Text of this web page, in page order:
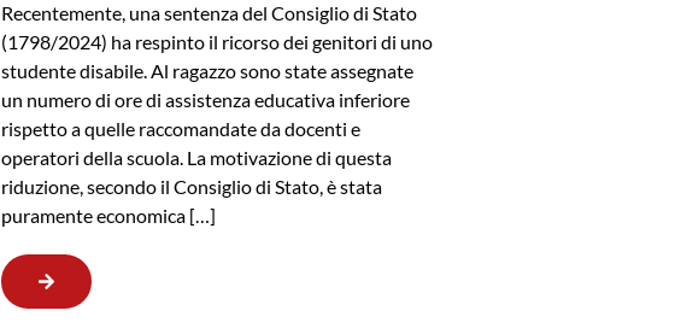
Recentemente, una sentenza del Consiglio di Stato
(1798/2024) ha respinto il ricorso dei genitori di uno
studente disabile. Al ragazzo sono state assegnate
un numero di ore di assistenza educativa inferiore
rispetto a quelle raccomandate da docenti e
operatori della scuola. La motivazione di questa
riduzione, secondo il Consiglio di Stato, è stata
puramente economica […]